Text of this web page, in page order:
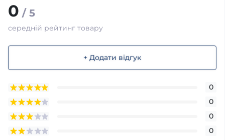
0 / 5
середній рейтинг товару
+ Додати відгук
0
0
0
0